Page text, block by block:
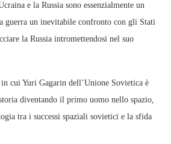
e la Russia sono essenzialmente un
guerra un inevitabile confronto con gli Stati
la Russia intromettendosi nel suo
in cui Yuri Gagarin dell’Unione Sovietica è
diventando il primo uomo nello spazio,
tra i successi spaziali sovietici e la sfida